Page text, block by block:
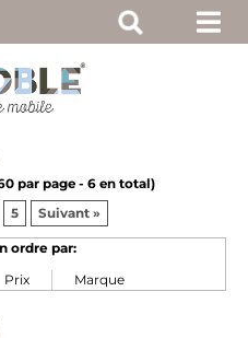
par page - 6en total)
5 Suivant »
ordre par: